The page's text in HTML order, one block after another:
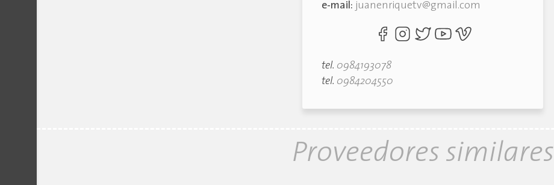
e-mail: juanenriquetv@gmail.com
tel. 0984193078
tel. 0984204550
Proveedores similares